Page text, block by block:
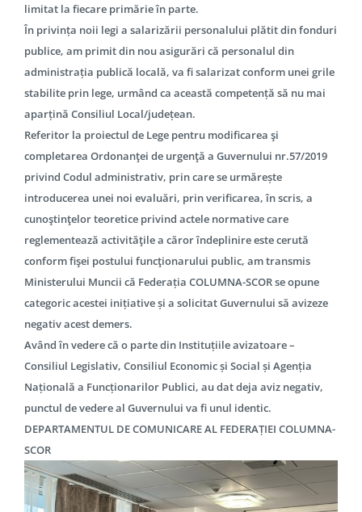
limitat la fiecare primărie în parte.
În privința noii legi a salarizării personalului plătit din fonduri
publice, am primit din nou asigurări că personalul din
administrația publică locală, va fi salarizat conform unei grile
stabilite prin lege, urmând ca această competență să nu mai
aparțină Consiliul Local/județean.
Referitor la proiectul de Lege pentru modificarea şi
completarea Ordonanţei de urgenţă a Guvernului nr.57/2019
privind Codul administrativ, prin care se urmărește
introducerea unei noi evaluări, prin verificarea, în scris, a
cunoştinţelor teoretice privind actele normative care
reglementează activităţile a căror îndeplinire este cerută
conform fişei postului funcţionarului public, am transmis
Ministerului Muncii că Federația COLUMNA-SCOR se opune
categoric acestei inițiative și a solicitat Guvernului să avizeze
negativ acest demers.
Având în vedere că o parte din Instituțiile avizatoare –
Consiliul Legislativ, Consiliul Economic și Social și Agenția
Națională a Funcționarilor Publici, au dat deja aviz negativ,
punctul de vedere al Guvernului va fi unul identic.
DEPARTAMENTUL DE COMUNICARE AL FEDERAȚIEI COLUMNA-
SCOR